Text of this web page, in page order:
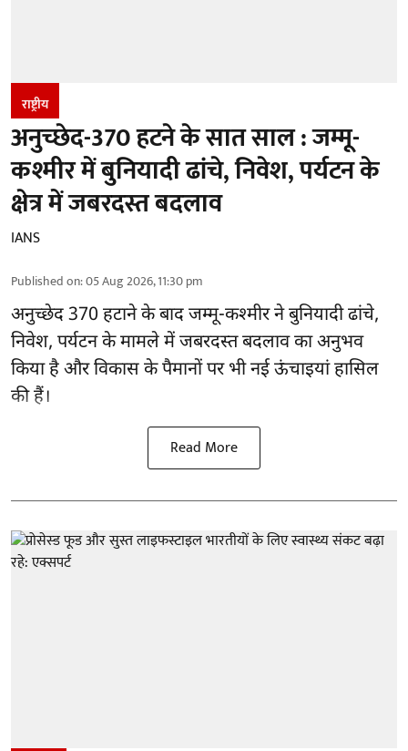
राष्ट्रीय
अनुच्छेद-370 हटने के सात साल : जम्मू-
कश्मीर में बुनियादी ढांचे, निवेश, पर्यटन के
क्षेत्र में जबरदस्त बदलाव
IANS
Published on:05 Aug 2026, 11:30 pm
अनुच्छेद 370 हटाने के बादजम्मू-कश्मीर ने बुनियादी ढांचे,
निवेश, पर्यटन के मामले में जबरदस्त बदलाव का अनुभव
किया है और विकास के पैमानों पर भी नई ऊंचाइयां हासिल
की हैं।
Read More